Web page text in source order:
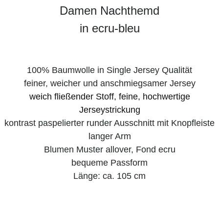
Damen Nachthemd
in ecru-bleu
100% Baumwolle in Single Jersey Qualität
feiner, weicher und anschmiegsamer Jersey
weich fließender Stoff, feine, hochwertige
Jerseystrickung
kontrast paspelierter runder Ausschnitt mit Knopfleiste
langer Arm
Blumen Muster allover, Fond ecru
bequeme Passform
Länge: ca. 105 cm